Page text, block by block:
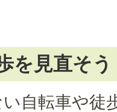
を見直そう
自転車や徒